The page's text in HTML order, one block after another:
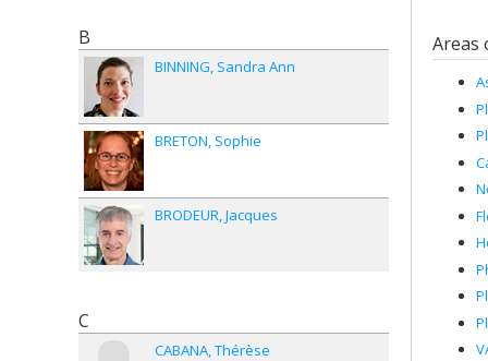
Areas
B
BINNING Sandra Ann
BRETON Sophie
BRODEUR Jacques
C
CABANA Thérèse